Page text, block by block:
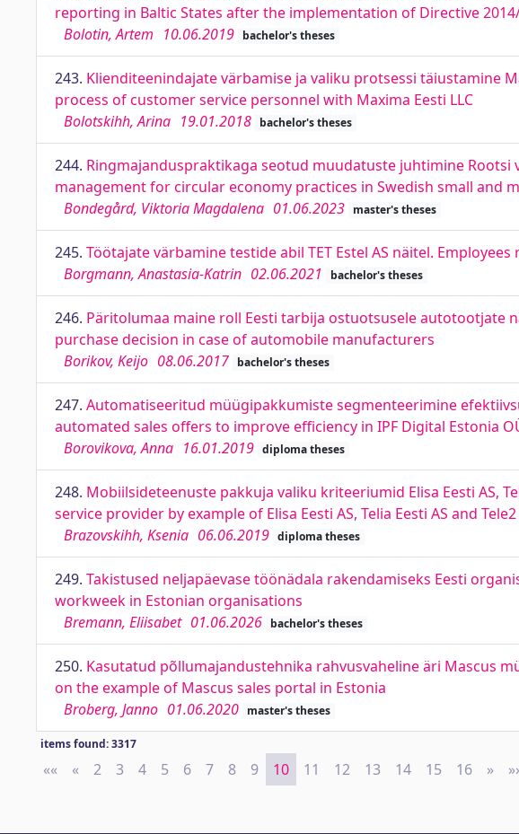
reporting in Baltic States after the implementation of Directive
Bolotin, Artem 10.06.2019 bachelor's theses
243. Klienditeenindajate värbamise ja valiku protsessi täiustamine
process of customer service personnel with Maxima Eesti LLC
Bolotskihh, Arina 19.01.2018 bachelor's theses
244. Ringmajanduspraktikaga seotud muudatuste juhtimine Rootsi
management for circular economy practices in Swedish small and
Bondegård, Viktoria Magdalena 01.06.2023 master's theses
245. Töötajate värbamine testide abil TET Estel AS näitel.
Borgmann, Anastasia-Katrin 02.06.2021 bachelor's theses
246. Päritolumaa maine roll Eesti tarbija ostuotsusele autotootjate
purchase decision in case of automobile manufacturers
Borikov, Keijo 08.06.2017 bachelor's theses
247. Automatiseeritud müügipakkumiste segmenteerimine
automated sales offers to improve efficiency in IPF Digital Estonia
Borovikova, Anna 16.01.2019 diploma theses
248. Mobiilsideteenuste pakkuja valiku kriteeriumid Elisa Eesti AS,
service provider by example of Elisa Eesti AS, Telia Eesti AS and Tele2
Brazovskihh, Ksenia 06.06.2019 diploma theses
249. Takistused neljapäevase töönädala rakendamiseks Eesti
workweek in Estonian organisations
Bremann, Eliisabet 01.06.2026 bachelor's theses
250. Kasutatud põllumajandustehnika rahvusvaheline äri Mascus
on the example of Mascus sales portal in Estonia
Broberg, Janno 01.06.2020 master's theses
items found: 3317
«« First
« Previous
2 3 4 5 6 7 8 9 10 11 12 13 14 15 16 »